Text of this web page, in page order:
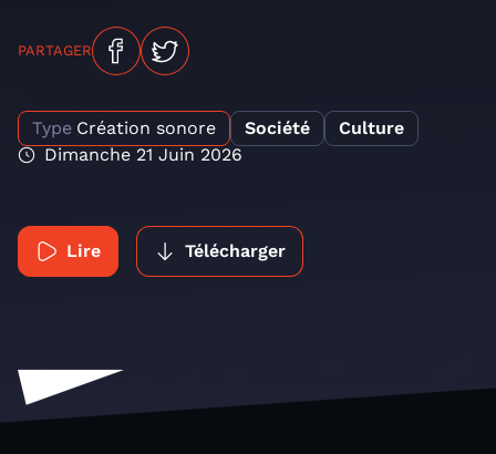
PARTAGER
Type Création sonore Société
Culture
Dimanche 21 Juin 2026
Lire Télécharger